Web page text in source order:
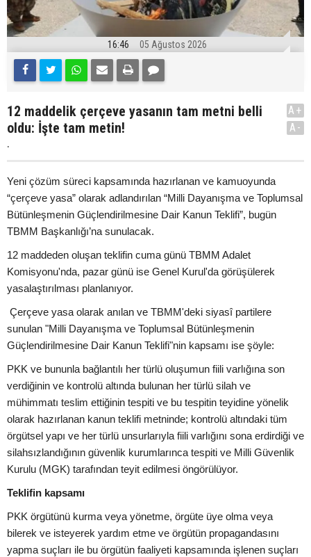
16:46 05 Ağustos 2026
12 maddelik çerçeve yasanın tam metni belli
oldu: İşte tam metin!
.
A+
A-
Yeni çözüm süreci kapsamında hazırlanan ve kamuoyunda
“çerçeve yasa” olarak adlandırılan “Milli Dayanışma ve Toplumsal
Bütünleşmenin Güçlendirilmesine Dair Kanun Teklifi”, bugün
TBMM Başkanlığı’na sunulacak.
12 maddeden oluşan teklifin cuma günü TBMM Adalet
Komisyonu'nda, pazar günü ise Genel Kurul'da görüşülerek
yasalaştırılması planlanıyor.
Çerçeve yasa olarak anılan ve TBMM'deki siyasî partilere
sunulan "Milli Dayanışma ve Toplumsal Bütünleşmenin
Güçlendirilmesine Dair Kanun Teklifi"nin kapsamı ise şöyle:
PKK ve bununla bağlantılı her türlü oluşumun fiili varlığına son
verdiğinin ve kontrolü altında bulunan her türlü silah ve
mühimmatı teslim ettiğinin tespiti ve bu tespitin teyidine yönelik
olarak hazırlanan kanun teklifi metninde; kontrolü altındaki tüm
örgütsel yapı ve her türlü unsurlarıyla fiili varlığını sona erdirdiği ve
silahsızlandığının güvenlik kurumlarınca tespiti ve Milli Güvenlik
Kurulu (MGK) tarafından teyit edilmesi öngörülüyor.
Teklifin kapsamı
PKK örgütünü kurma veya yönetme, örgüte üye olma veya
bilerek ve isteyerek yardım etme ve örgütün propagandasını
yapma suçları ile bu örgütün faaliyeti kapsamında işlenen suçları